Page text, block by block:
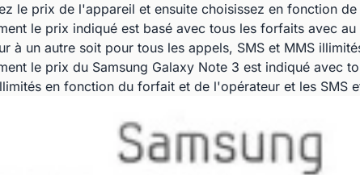
le prix de l'appareil et ensuite choisissez en fonction
le prix indiqué est basé avec tous les forfaits avec
à un autre soit pour tous les appels, SMS et MMS
le prix du Samsung Galaxy Note 3 est indiqué avec
en fonction du forfait et de l'opérateur et les SMS